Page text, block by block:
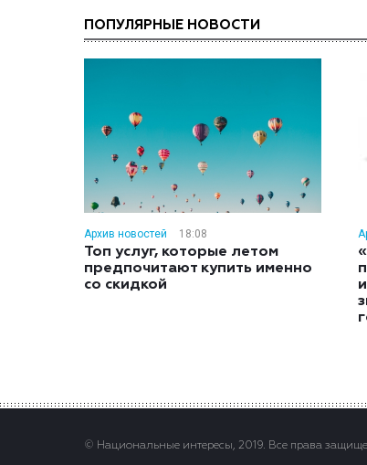
ПОПУЛЯРНЫЕ НОВОСТИ
Архив новостей 18:08
Топ услуг, которые летом
предпочитают купить именно
со скидкой
© Национальные интересы, 2019. Все права